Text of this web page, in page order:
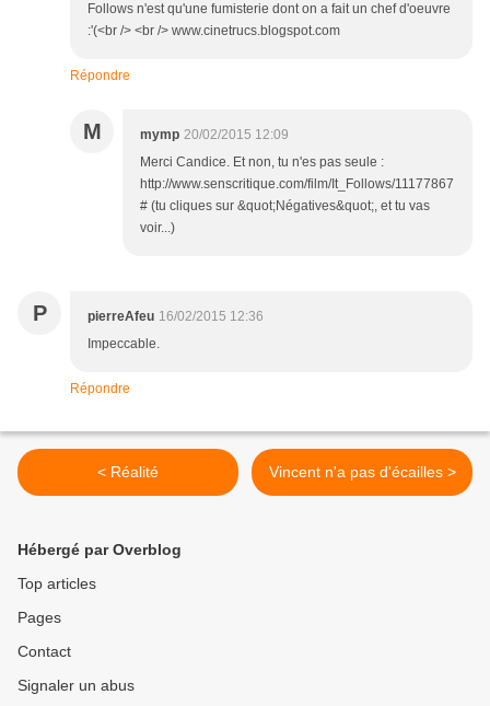
Follows n'est qu'une fumisterie dont on a fait un chef d'oeuvre
:'(<br /> <br /> www.cinetrucs.blogspot.com
Répondre
M mymp 20/02/2015 12:09
Merci Candice. Et non, tu n'es pas seule :
http://www.senscritique.com/film/It_Follows/11177867
# (tu cliques sur &quot;Négatives&quot;, et tu vas
voir...)
P pierreAfeu 16/02/2015 12:36
Impeccable.
Répondre
< Réalité Vincent n'a pas d'écailles >
Hébergé par Overblog
Top articles
Pages
Contact
Signaler un abus